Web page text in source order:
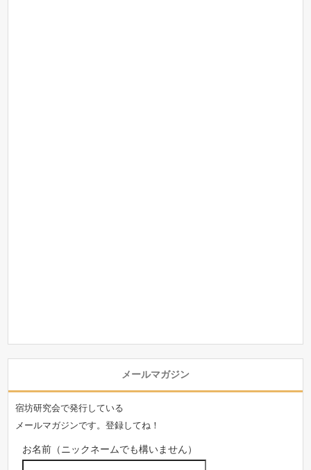
メールマガジン
宿坊研究会で発行している
メールマガジンです。登録してね！
お名前（ニックネームでも構いません）